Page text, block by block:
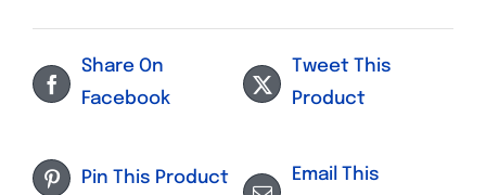
Share On
Facebook
Tweet This
Product
Pin This Product Email This